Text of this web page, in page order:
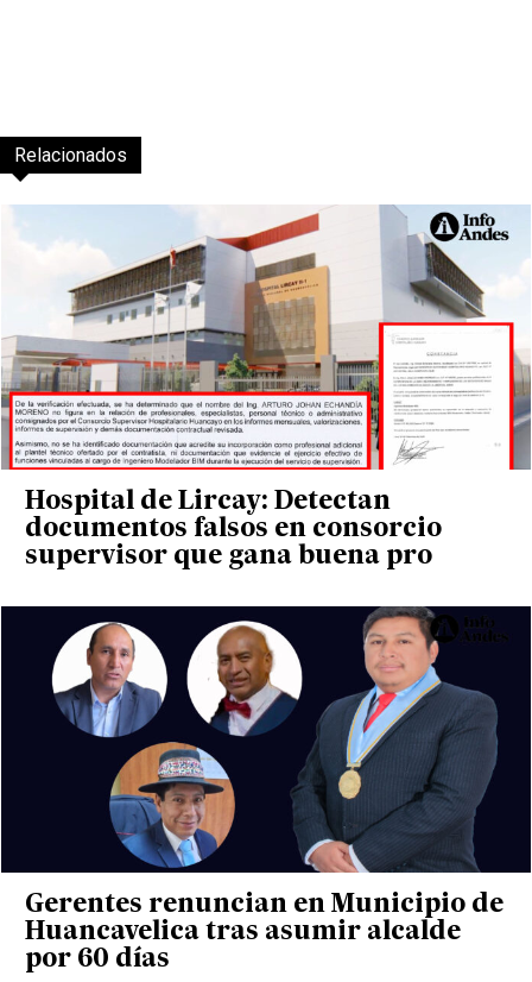
Relacionados
Hospital de Lircay: Detectan
documentos falsos en consorcio
supervisor que gana buena pro
Gerentes renuncian en Municipio de
Huancavelica tras asumir alcalde
por 60 días